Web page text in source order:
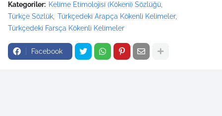
Kategoriler: Kelime Etimolojisi (Kökeni) Sözlüğü
Türkçe Sözlük Türkçedeki Arapça Kökenli Kelimeler
Türkçedeki Farsça Kökenli Kelimeler
Facebook